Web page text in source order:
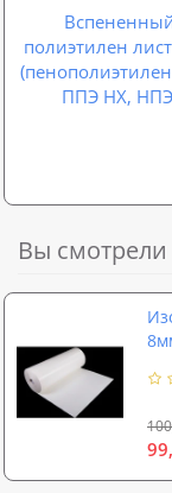
полиэтилен
ППЭ НХ,
Вы смотрели